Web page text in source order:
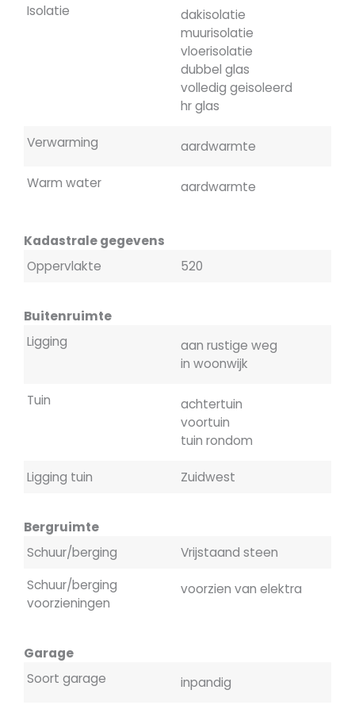
Isolatie
dakisolatie
muurisolatie
vloerisolatie
dubbel glas
volledig geisoleerd
hr glas
Verwarming aardwarmte
Warm water aardwarmte
Kadastrale gegevens
Oppervlakte
520
Buitenruimte
Ligging
aan rustige weg
in woonwijk
Tuin
achtertuin
voortuin
tuin rondom
Ligging tuin Zuidwest
Bergruimte
Schuur/berging
Vrijstaand steen
Schuur/berging
voorzieningen
voorzien van elektra
Garage
Soort garage
inpandig